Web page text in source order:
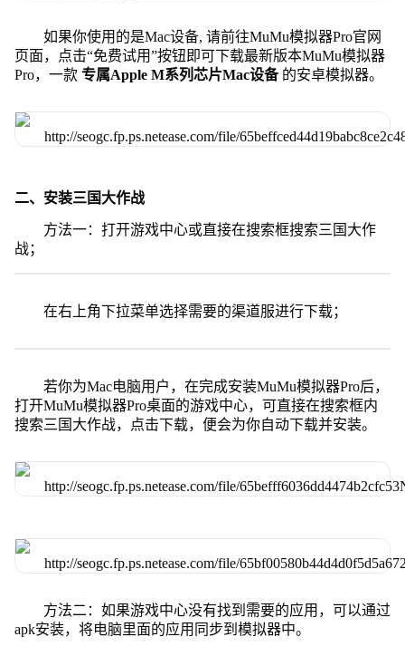
如果你使用的是Mac设备, 请前往MuMu模拟器Pro官网
页面，点击“免费试用”按钮即可下载最新版本MuMu模拟器
Pro，一款 专属Apple M系列芯片Mac设备 的安卓模拟器。
二、安装三国大作战
方法一：打开游戏中心或直接在搜索框搜索三国大作
战；
在右上角下拉菜单选择需要的渠道服进行下载；
若你为Mac电脑用户，在完成安装MuMu模拟器Pro后，
打开MuMu模拟器Pro桌面的游戏中心，可直接在搜索框内
搜索三国大作战，点击下载，便会为你自动下载并安装。
方法二：如果游戏中心没有找到需要的应用，可以通过
apk安装，将电脑里面的应用同步到模拟器中。